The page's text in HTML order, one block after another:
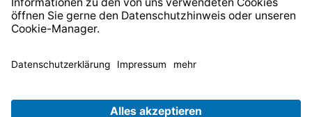
* Alle Preise inkl. gesetzl. Mehrwertsteuer zzgl.
anders angegeben.
© 2026 TechniSat Digital GmbH